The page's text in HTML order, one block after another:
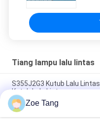
Tiang lampu lalu lintas
S355J2G3 Kutub Lalu
Kutub Lalu Lintas
Lalu Lintas Industri Bubuk
dengan Single Arm
Zoe Tang